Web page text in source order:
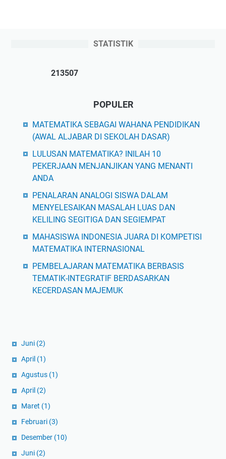
STATISTIK
213507
POPULER
MATEMATIKA SEBAGAI WAHANA PENDIDIKAN
(AWAL ALJABAR DI SEKOLAH DASAR)
LULUSAN MATEMATIKA? INILAH 10
PEKERJAAN MENJANJIKAN YANG MENANTI
ANDA
PENALARAN ANALOGI SISWA DALAM
MENYELESAIKAN MASALAH LUAS DAN
KELILING SEGITIGA DAN SEGIEMPAT
MAHASISWA INDONESIA JUARA DI KOMPETISI
MATEMATIKA INTERNASIONAL
PEMBELAJARAN MATEMATIKA BERBASIS
TEMATIK-INTEGRATIF BERDASARKAN
KECERDASAN MAJEMUK
Juni (2)
April (1)
Agustus (1)
April (2)
Maret (1)
Februari (3)
Desember (10)
Juni (2)